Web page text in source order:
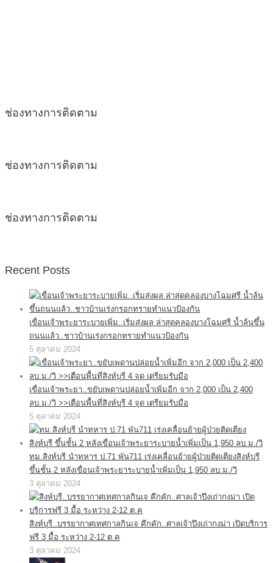
ช่องทางการติดตาม
ช่องทางการติดตาม
ช่องทางการติดตาม
Recent Posts
เขื่อนเจ้าพระยาระบายเพิ่ม..เริ่มส่งผล ล่าสุดคลองบางโฉมศรี น้ำล้นขึ้น
ถนนแล้ว..ชาวบ้านเร่งกรอกทรายทำแนวป้องกัน
5 ตุลาคม 2024
เขื่อนเจ้าพระยา..ขยับเพดานปล่อยน้ำเพิ่มอีก จาก 2,000 เป็น 2,400
ลบ.ม./วิ >>เตือนพื้นที่สิงห์บุรี 4 จุด เตรียมรับมือ
5 ตุลาคม 2024
ทม.สิงห์บุรี นำทหาร ป.71 พัน711 เร่งเคลื่อนย้ายผู้ป่วยติดเตียงสิงห์บุรี
ขึ้นชั้น 2 หลังเขื่อนเจ้าพระยาระบายน้ำเพิ่มเป็น 1,950 ลบ.ม./วิ
3 ตุลาคม 2024
สิงห์บุรี..บรรยากาศเทศกาลกินเจ คึกคัก..ศาลเจ้าปึงเถ่ากงม่า เปิดบริการ
ฟรี 3 มื้อ ระหว่าง 2-12 ต.ค
3 ตุลาคม 2024